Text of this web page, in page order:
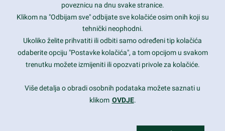
prothemes.net@gmail.com
Daily: 9:00 am - 6:00 pm
Sunday: Closed
Copyright 2017FRESHFACE© All Rights Reserved
poveznicu na dnu svake stranice.
Klikom na "Odbijam sve" odbijate sve kolačiće osim onih koji su
tehnički neophodni.
Ukoliko želite prihvatiti ili odbiti samo određeni tip kolačića
odaberite opciju "Postavke kolačića", a tom opcijom u svakom
trenutku možete izmijeniti ili opozvati privole za kolačiće.
Više detalja o obradi osobnih podataka možete saznati u
klikom OVDJE.